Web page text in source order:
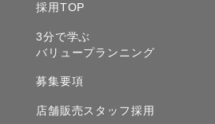
採用TOP
3分で学ぶ
バリュープランニング
募集要項
店舗販売スタッフ採用